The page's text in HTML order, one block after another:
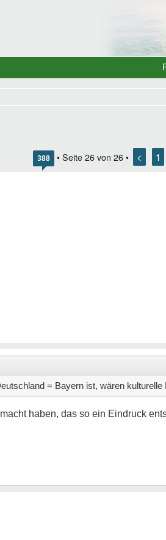
388 • Seite 26 von 26 • < 1
= Bayern ist, wären kulturelle
haben, das so ein Eindruck